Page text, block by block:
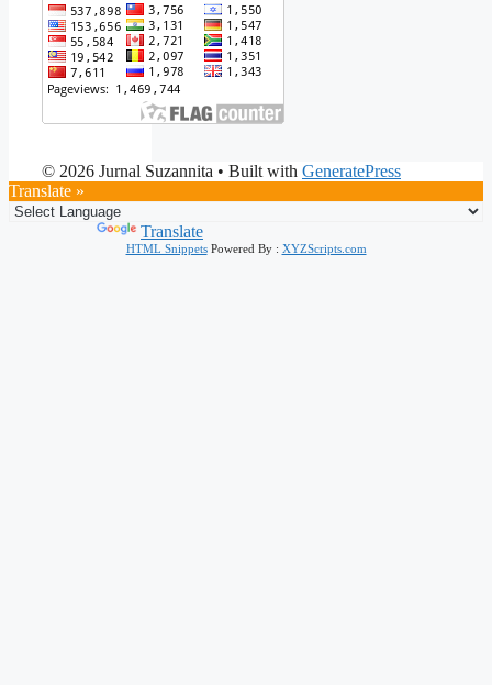
© 2026 Jurnal Suzannita • Built with GeneratePress
Translate »
Translate
HTML SnippetsPowered By : XYZScripts.com